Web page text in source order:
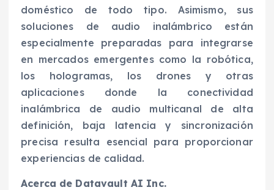
doméstico de todo tipo. Asimismo, sus
soluciones de audio inalámbrico están
especialmente preparadas para integrarse
en mercados emergentes como la robótica,
los hologramas, los drones y otras
aplicaciones donde la conectividad
inalámbrica de audio multicanal de alta
definición, baja latencia y sincronización
precisa resulta esencial para proporcionar
experiencias de calidad.
Acerca de Datavault AI Inc.